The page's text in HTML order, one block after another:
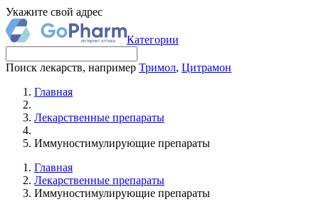
Укажите свой адрес
Категории
Поиск лекарств, например Тримол, Цитрамон
Главная
Лекарственные препараты
Иммуностимулирующие препараты
Главная
Лекарственные препараты
Иммуностимулирующие препараты